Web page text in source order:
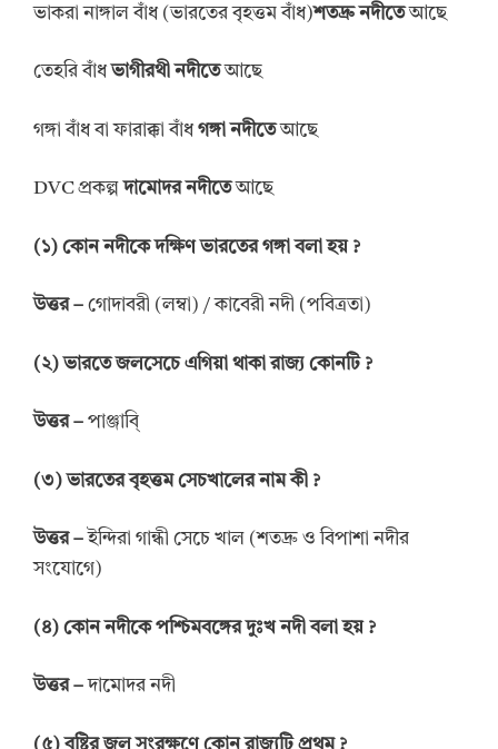
ভাকরা নাঙ্গাল বাঁধ (ভারতের বৃহত্তম বাঁধ)শতদ্রু নদীতেআছে
তেহরি বাঁধভাগীরথী নদীতে আছে
গঙ্গা বাঁধ বা ফারাক্কা বাঁধগঙ্গা নদীতেআছে
DVC প্রকল্পদামোদর নদীতে আছে
(১) কোন নদীকে দক্ষিণ ভারতের গঙ্গা বলা হয়?
উত্তর– গোদাবরী (লম্বা) / কাবেরী নদী (পবিত্রতা)
(২)ভারতে জলসেচে এগিয়া থাকা রাজ্য কোনটি?
উত্তর– পাঞ্জাবি্
(৩ )ভারতের বৃহত্তম সেচখালের নাম কী ?
উত্তর–ইন্দিরা গান্ধী সেচে খাল (শতদ্রু ও বিপাশা নদীর
সংযোগে)
(৪) কোন নদীকে পশ্চিমবঙ্গের দুঃখ নদী বলা হয়?
উত্তর–দামোদর নদী
(৫)বৃষ্টির জল সংরক্ষণে কোন রাজ্যটি প্রথম?